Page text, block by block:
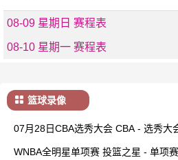
08-09 星期日 赛程表
08-10 星期一 赛程表
篮球录像
07月28日CBA选秀大会 CBA - 选秀大
WNBA全明星单项赛 投篮之星 - 单项